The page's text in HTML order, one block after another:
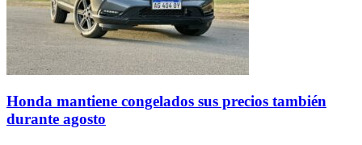
Honda mantiene congelados sus precios también
durante agosto